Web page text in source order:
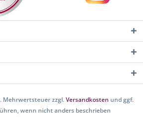
Mehrwertsteuer zzgl.Versandkosten und ggf.
wenn nicht anders beschrieben